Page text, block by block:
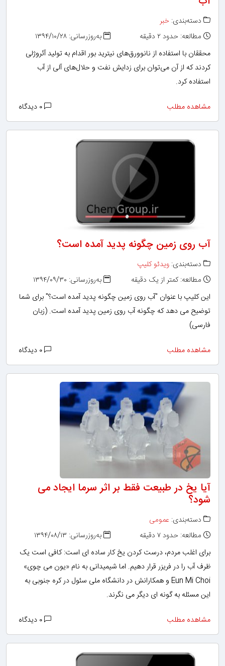
دسته‌بندی: خبر
مطالعه: حدود ۲ دقیقه
به‌روزرسانی: ۱۳۹۴/۱۰/۲۸
محققان با استفاده از نانوورق‌های نیترید بور اقدام به تولید آئروژلی
کردند که از آن می‌توان برای زدایش نفت و حلال‌های آلی از آب
استفاده کرد.
مشاهده مطلب
آب روی زمین چگونه پدید آمده است؟
دسته‌بندی: ویدئو کلیپ
مطالعه: کمتر از یک دقیقه
به‌روزرسانی: ۱۳۹۴/۰۹/۳۰
این کلیپ با عنوان "آب روی زمین چگونه پدید آمده است؟" برای شما
توضیح می دهد که چگونه آب روی زمین پدید آمده است. (زبان
فارسی)
مشاهده مطلب
آیا یخ در طبیعت فقط بر اثر سرما ایجاد می
شود؟
دسته‌بندی: عمومی
مطالعه: حدود ۷ دقیقه
به‌روزرسانی: ۱۳۹۴/۰۸/۱۳
برای اغلب مردم، درست کردن یخ کار ساده ای است: کافی است یک
ظرف آب را در فریزر قرار دهیم. اما شیمیدانی به نام «یون می چوی»
Eun Mi Choi و همکارانش در دانشگاه ملی سئول در کره جنوبی به
این مسئله به گونه ای دیگر می نگرند.
مشاهده مطلب